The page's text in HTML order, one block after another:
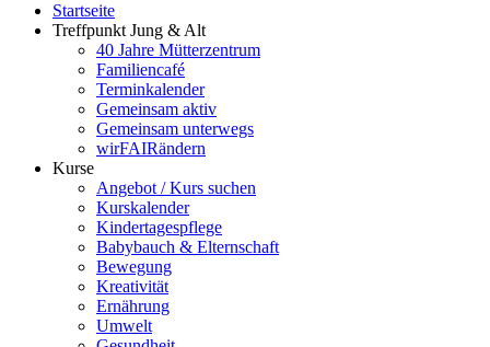
Startseite
Treffpunkt Jung & Alt
40 Jahre Mütterzentrum
Familiencafé
Terminkalender
Gemeinsam aktiv
Gemeinsam unterwegs
wirFAIRändern
Kurse
Angebot / Kurs suchen
Kurskalender
Kindertagespflege
Babybauch & Elternschaft
Bewegung
Kreativität
Ernährung
Umwelt